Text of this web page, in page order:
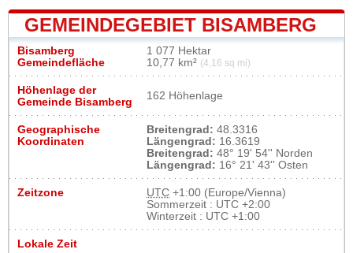
GEMEINDEGEBIET BISAMBERG
Bisamberg
Gemeindefläche
1 077 Hektar
10,77 km² (4,16 sq mi)
Höhenlage der
Gemeinde Bisamberg
162 Höhenlage
Geographische
Koordinaten
Breitengrad: 48.3316
Längengrad: 16.3619
Breitengrad: 48° 19' 54'' Norden
Längengrad: 16° 21' 43'' Osten
Zeitzone UTC +1:00 (Europe/Vienna)
Sommerzeit : UTC +2:00
Winterzeit : UTC +1:00
Lokale Zeit